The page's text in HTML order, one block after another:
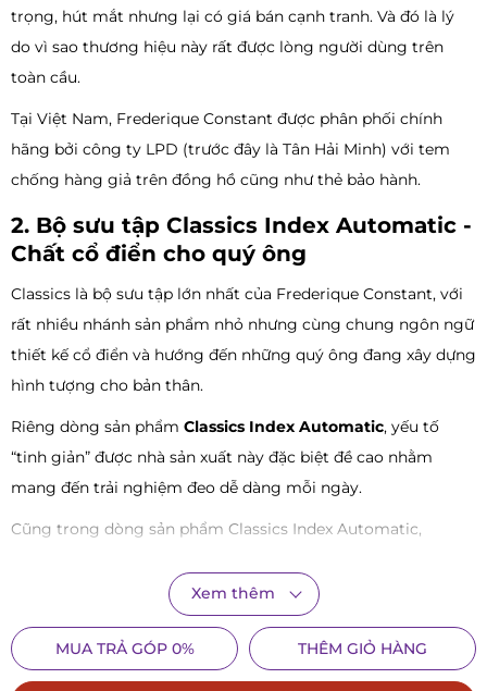
trọng, hút mắt nhưng lại có giá bán cạnh tranh. Và đó là lý
do vì sao thương hiệu này rất được lòng người dùng trên
toàn cầu.
Tại Việt Nam, Frederique Constant được phân phối chính
hãng bởi công ty LPD (trước đây là Tân Hải Minh) với tem
chống hàng giả trên đồng hồ cũng như thẻ bảo hành.
2. Bộ sưu tập Classics Index Automatic -
Chất cổ điển cho quý ông
Classics là bộ sưu tập lớn nhất của Frederique Constant, với
rất nhiều nhánh sản phẩm nhỏ nhưng cùng chung ngôn ngữ
thiết kế cổ điển và hướng đến những quý ông đang xây dựng
hình tượng cho bản thân.
Riêng dòng sản phẩm Classics Index Automatic, yếu tố
“tinh giản” được nhà sản xuất này đặc biệt đề cao nhằm
mang đến trải nghiệm đeo dễ dàng mỗi ngày.
Cũng trong dòng sản phẩm Classics Index Automatic,
tên Asia Collection, nhằm phục vụ khách hàng châu Á mà
FC-303SS5B2B chính là một trong số đó.
3. Đánh giá chi tiết đồng hồ Frederique
Xem thêm
MUA TRẢ GÓP 0% THÊM GIỎ HÀNG